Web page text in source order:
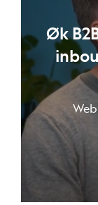
Øk